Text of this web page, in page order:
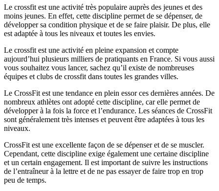
Le crossfit est une activité très populaire auprès des jeunes et des
moins jeunes. En effet, cette discipline permet de se dépenser, de
développer sa condition physique et de se faire plaisir. De plus, elle
est adaptée à tous les niveaux et toutes les envies.
Le crossfit est une activité en pleine expansion et compte
aujourd’hui plusieurs milliers de pratiquants en France. Si vous aussi
vous souhaitez vous lancer, sachez qu’il existe de nombreuses
équipes et clubs de crossfit dans toutes les grandes villes.
Le CrossFit est une tendance en plein essor ces dernières années. De
nombreux athlètes ont adopté cette discipline, car elle permet de
développer à la fois la force et l’endurance. Les séances de CrossFit
sont généralement très intenses et peuvent être adaptées à tous les
niveaux.
CrossFit est une excellente façon de se dépenser et de se muscler.
Cependant, cette discipline exige également une certaine discipline
et un certain engagement. Il est important de suivre les instructions
de l’entraîneur à la lettre et de ne pas essayer de faire trop en trop
peu de temps.